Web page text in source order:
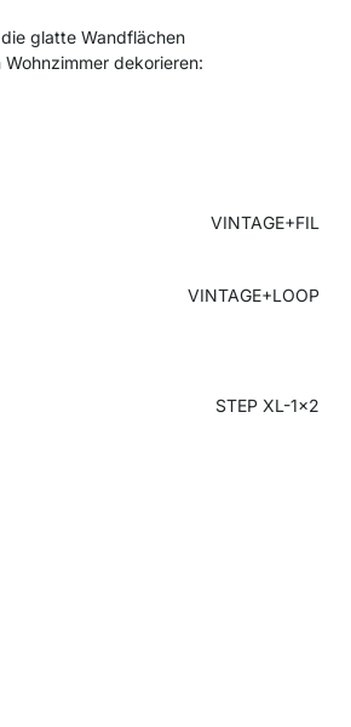
glatte Wandflächen
dekorieren:
VINTAGE+FIL
VINTAGE+LOOP
STEP XL-1x2